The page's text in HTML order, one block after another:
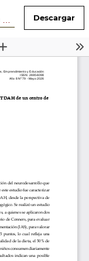
Descargar